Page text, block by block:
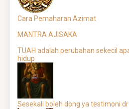
Cara Pemaharan Azimat
MANTRA AJISAKA
TUAH adalah perubahan sekecil
hidup
Sesekali boleh dong ya testimoni